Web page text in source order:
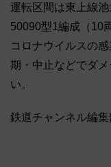
運転区間は東上線
50090型1編成（10
コロナウイルスの
期・中止などでダ
い。
鉄道チャンネル編集